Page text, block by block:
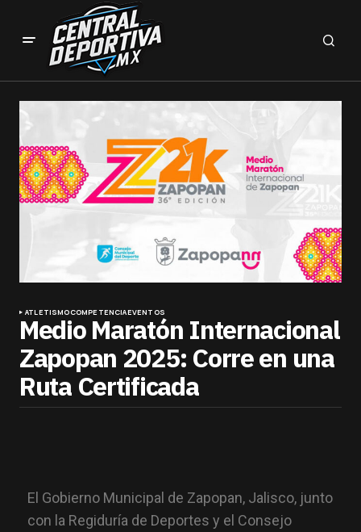
ATLETISMOCOMPETENCIAEVENTOS
Medio Maratón Internacional
Zapopan 2025: Corre en una
Ruta Certificada
El Gobierno Municipal de Zapopan, Jalisco, junto
con la Regiduría de Deportes y el Consejo